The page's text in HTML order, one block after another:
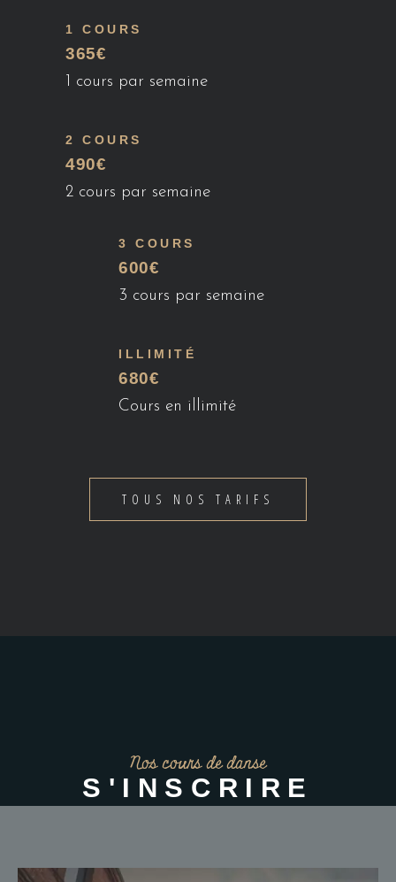
1 COURS
365€
1 cours par semaine
2 COURS
490€
2 cours par semaine
3 COURS
600€
3 cours par semaine
ILLIMITÉ
680€
Cours en illimité
TOUS NOS TARIFS
Nos cours de danse
S'INSCRIRE